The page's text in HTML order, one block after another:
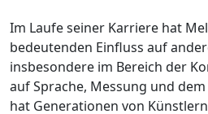
Im Laufe seiner Karriere hat
bedeutenden Einfluss auf
insbesondere im Bereich der
auf Sprache, Messung und
hat Generationen von